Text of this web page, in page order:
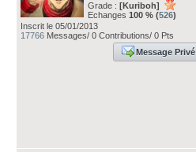
Grade : [Kuriboh]
Echanges 100 % (526)
Inscrit le 05/01/2013
17766 Messages/ 0 Contributions/ 0 Pts
Message Privé